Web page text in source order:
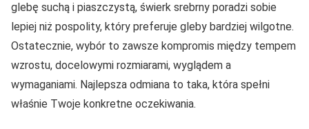
glebę suchą i piaszczystą, świerk srebrny poradzi sobie
lepiej niż pospolity, który preferuje gleby bardziej wilgotne.
Ostatecznie, wybór to zawsze kompromis między tempem
wzrostu, docelowymi rozmiarami, wyglądem a
wymaganiami. Najlepsza odmiana to taka, która spełni
właśnie Twoje konkretne oczekiwania.